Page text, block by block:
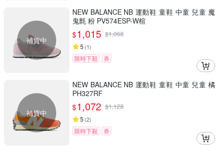
補貨中
NEW BALANCE NB 運動鞋 童鞋 中童 兒童 魔
鬼氈 粉 PV574ESP-W楦
$1,015 $1,068
5 (1)
限時下殺 券
補貨中
NEW BALANCE NB 運動鞋 童鞋 中童 兒童 橘
PH327RF
$1,072 $1,128
5 (2)
限時下殺 券